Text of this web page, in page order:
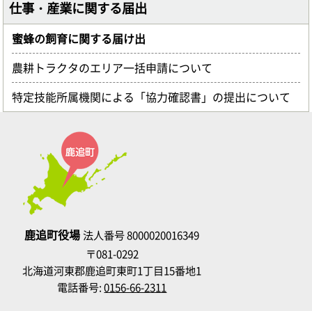
仕事・産業に関する届出
蜜蜂の飼育に関する届け出
農耕トラクタのエリア一括申請について
特定技能所属機関による「協力確認書」の提出について
鹿追町役場法人番号 8000020016349
〒081-0292
北海道河東郡鹿追町東町1丁目15番地1
電話番号:0156-66-2311